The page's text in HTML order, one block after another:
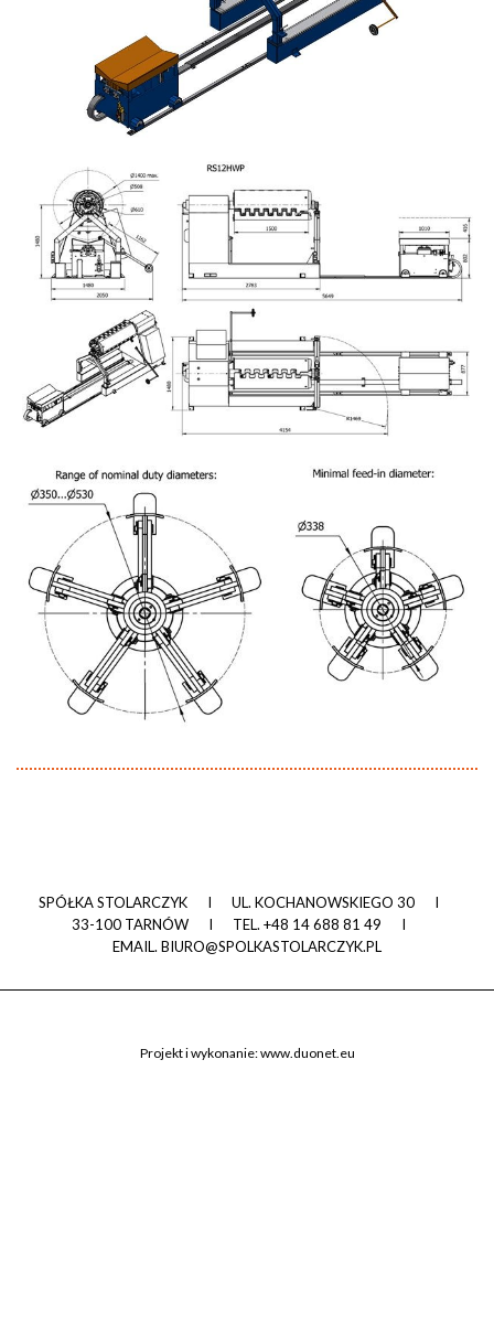
SPÓŁKA STOLARCZYK I UL. KOCHANOWSKIEGO 30
I
33-100 TARNÓW
I TEL. +48 14 688 81 49
I
EMAIL. BIURO@SPOLKASTOLARCZYK.PL
Projekt i wykonanie:www.duonet.eu